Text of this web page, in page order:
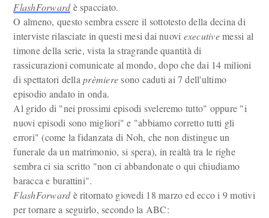
FlashForwardè spacciato.
O almeno, questo sembra essere il sottotesto della decina di
interviste rilasciate in questi mesi dai nuovi executivemessi al
timone della serie, vista la stragrande quantità di
rassicurazioni comunicate al mondo, dopo che dai 14 milioni
di spettatori dellaprèmieresono caduti ai 7 dell'ultimo
episodio andato in onda.
Al grido di "nei prossimi episodi sveleremo tutto" oppure "i
nuovi episodi sono migliori" e "abbiamo corretto tutti gli
errori" (come la fidanzata di Noh, che non distingue un
funerale da un matrimonio, si spera), in realtà tra le righe
sembra ci sia scritto "non ci abbandonate o qui chiudiamo
baracca e burattini".
FlashForwardè ritornato giovedi 18 marzo ed ecco i 9 motivi
per tornare a seguirlo, secondo la ABC: